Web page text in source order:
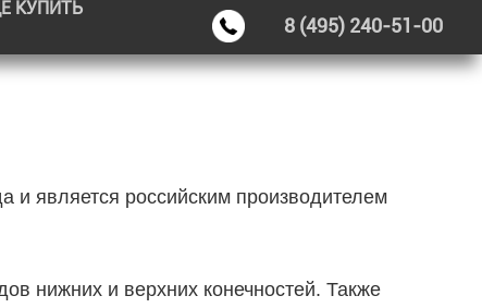
Тема
КУПИТЬ
8 (495) 240-51-00
является российским производителем
нижних и верхних конечностей. Также